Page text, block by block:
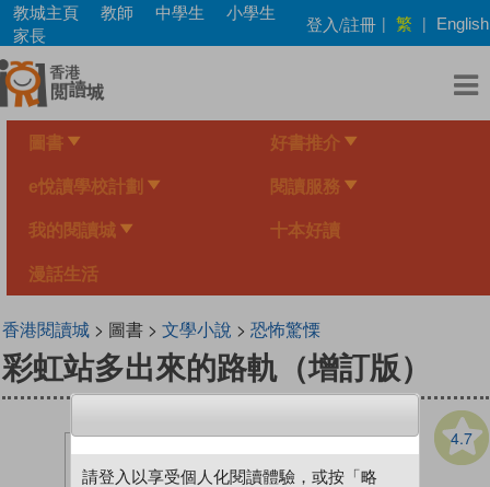
Skip
main
content
教城主頁 教師 中學生
小學生
家長
登入/註冊 | 繁 | English
圖書 好書推介
e悅讀學校計劃 閱讀服務
我的閱讀城 十本好讀
漫話生活
香港閱讀城> 圖書 > 文學小說 > 恐怖驚慄
彩虹站多出來的路軌（增訂版）
4.7
請登入以享受個人化閱讀體驗，或按「略